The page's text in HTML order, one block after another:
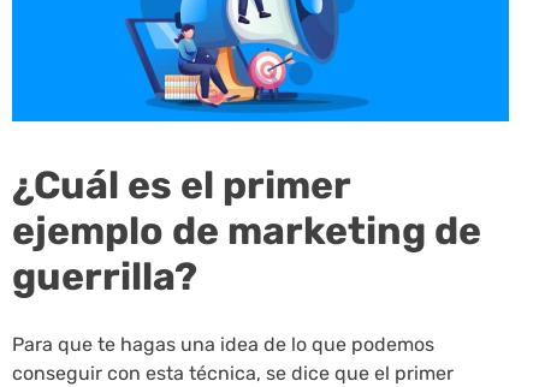
¿Cuál es el primer
ejemplo de marketing de
guerrilla?
Para que te hagas una idea de lo que podemos
conseguir con esta técnica, se dice que el primer